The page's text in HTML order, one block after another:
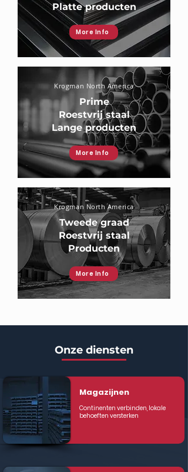
Platte producten
More Info
Krogman North America
Prime
Roestvrij staal
Lange producten
More Info
Krogman North America
Tweede graad
Roestvrij staal
Producten
More Info
Onze diensten
Magazijnen
Continenten verbinden, lokale
behoeften versterken